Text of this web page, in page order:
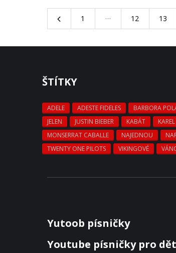
1 … 12 13
ŠTÍTKY
ADELE ADESTE FIDELES BARBORA
JELEN
JUSTIN BIEBER KABÁT
MONSERRAT CABALLE
NAJEDNOU
TWENTY ONE PILOTS
VIKINGOVÉ
Yutoob písničky
Youtube písničky pro